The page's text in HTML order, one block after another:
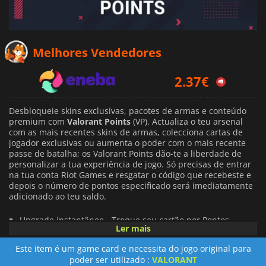
Melhores Vendedores
3.04€
Desbloqueie skins exclusivas, pacotes de armas e conteúdo
premium com Valorant Points (VP). Actualiza o teu arsenal
com as mais recentes skins de armas, colecciona cartas de
jogador exclusivas ou aumenta o poder com o mais recente
passe de batalha; os Valorant Points dão-te a liberdade de
personalizar a tua experiência de jogo. Só precisas de entrar
na tua conta Riot Games e resgatar o código que recebeste e
depois o número de pontos especificado será imediatamente
adicionado ao teu saldo.
Upgrade instantâneo - Troque seu cartão por Pontos
Valorant e acesse o conteúdo premium do jogo
Ler mais
Este item é um game card e necessita do jogo original para
poder ser utilizado : VALORANT